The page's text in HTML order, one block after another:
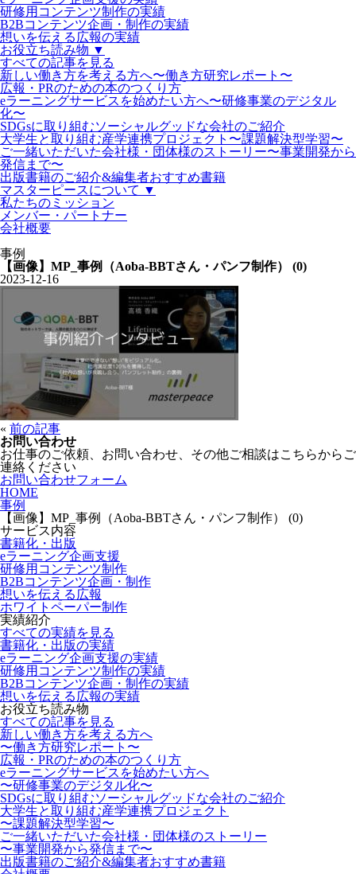
研修用コンテンツ制作の実績
B2Bコンテンツ企画・制作の実績
想いを伝える広報の実績
お役立ち読み物 ▼
すべての記事を見る
新しい働き方を考える方へ〜働き方研究レポート〜
広報・PRのための本のつくり方
eラーニングサービスを始めたい方へ〜研修事業のデジタル
化〜
SDGsに取り組むソーシャルグッドな会社のご紹介
大学生と取り組む産学連携プロジェクト〜課題解決型学習〜
ご一緒いただいた会社様・団体様のストーリー〜事業開発から
発信まで〜
出版書籍のご紹介&編集者おすすめ書籍
マスターピースについて ▼
私たちのミッション
メンバー・パートナー
会社概要
事例
【画像】MP_事例（Aoba-BBTさん・パンフ制作） (0)
2023-12-16
« 前の記事
お問い合わせ
お仕事のご依頼、お問い合わせ、その他ご相談はこちらからご
連絡ください
お問い合わせフォーム
HOME
事例
【画像】MP_事例（Aoba-BBTさん・パンフ制作） (0)
サービス内容
書籍化・出版
eラーニング企画支援
研修用コンテンツ制作
B2Bコンテンツ企画・制作
想いを伝える広報
ホワイトペーパー制作
実績紹介
すべての実績を見る
書籍化・出版の実績
eラーニング企画支援の実績
研修用コンテンツ制作の実績
B2Bコンテンツ企画・制作の実績
想いを伝える広報の実績
お役立ち読み物
すべての記事を見る
新しい働き方を考える方へ
〜働き方研究レポート〜
広報・PRのための本のつくり方
eラーニングサービスを始めたい方へ
〜研修事業のデジタル化〜
SDGsに取り組むソーシャルグッドな会社のご紹介
大学生と取り組む産学連携プロジェクト
〜課題解決型学習〜
ご一緒いただいた会社様・団体様のストーリー
〜事業開発から発信まで〜
出版書籍のご紹介&編集者おすすめ書籍